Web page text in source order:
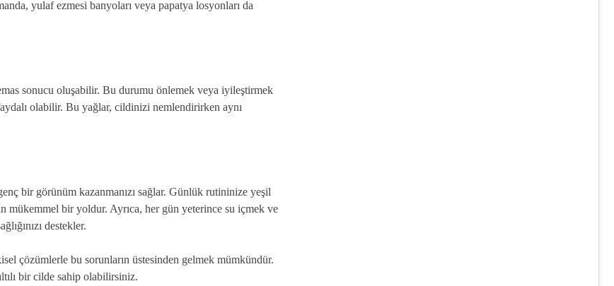
yulaf ezmesi banyoları veya papatya losyonları da
sonucu oluşabilir. Bu durumu önlemek veya iyileştirmek
olabilir. Bu yağlar, cildinizi nemlendirirken aynı
bir görünüm kazanmanızı sağlar. Günlük rutininize yeşil
bir yoldur. Ayrıca, her gün yeterince su içmek ve
destekler.
çözümlerle bu sorunların üstesinden gelmek mümkündür.
bir cilde sahip olabilirsiniz.